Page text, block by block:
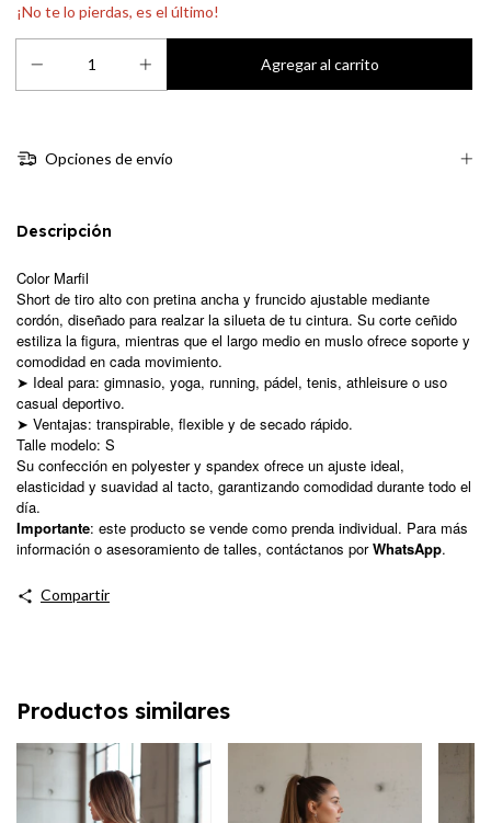
¡No te lo pierdas, es el último!
Opciones de envío
Descripción
ColorMarfil
Short de tiro alto con pretina ancha y fruncido ajustable mediante
cordón, diseñado para realzar la silueta de tu cintura. Su corte ceñido
estiliza la figura, mientras que el largo medio en muslo ofrece soporte y
comodidad en cada movimiento.
➤ Ideal para: gimnasio, yoga, running, pádel, tenis, athleisure o uso
casual deportivo.
➤ Ventajas: transpirable, flexible y de secado rápido.
Talle modelo: S
Su confección en polyester y spandex ofrece un ajuste ideal,
elasticidad y suavidad al tacto, garantizando comodidad durante todo el
día.
Importante: este producto se vende como prenda individual. Para más
información o asesoramiento de talles, contáctanos porWhatsApp.
Compartir
Productos similares